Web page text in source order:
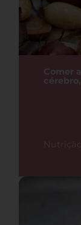
Comer
Nutrição